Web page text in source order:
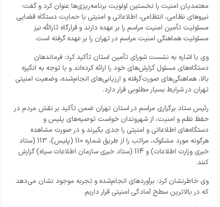
معتمدیان امنیت را نخستین اولویت برنامه‌ریزی‌ها عنوان کرد و گفت:
نیروهای نظامی، انتظامی، اطلاعاتی و امنیتی با حمایت دستگاه قضایی
مسئولیت تأمین امنیت مراسم را بر عهده دارند و قرارگاه ثارالله نیز
مسئولیت هماهنگی امنیت مراسم در تهران را بر عهده گرفته است.
وی با اشاره به نشست شورای تأمین استان تأکید کرد: فرماندهان
دستگاه‌های مسئول گزارش‌های خود را ارائه کرده‌اند و با توجه به انگیزه
بالا، هماهنگی‌های صورت‌گرفته و ارزیابی‌های انجام‌شده، وضعیت امنیتی
تهران در شرایط بسیار مطلوبی قرار دارد.
رئیس ستاد برگزاری مراسم در استان تهران ضمن تأکید بر نقش مردم در
حفظ نظم و امنیت، از شهروندان خواست توصیه‌های پلیس و
دستگاه‌های اطلاعاتی و امنیتی را جدی بگیرند و در صورت مشاهده
هرگونه مورد مشکوک، مراتب را از طریق شماره 110 (پلیس)، 113 (ستاد
خبری وزارت اطلاعات) و 114 (ستاد خبری سازمان اطلاعات سپاه) گزارش
کنند.
وی خاطرنشان کرد: برآوردهای انجام‌شده و تجربه موجود نشان می‌دهد
که در بالاترین سطح آمادگی امنیتی قرار داریم.